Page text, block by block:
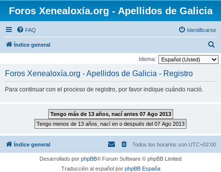
Foros Xenealoxía.org - Apellidos de Galicia
FAQ Identificarse
Índice general
u
Idioma:
Foros Xenealoxía.org - Apellidos de Galicia - Registro
Para continuar con el proceso de registro, por favor indique cuándo nació.
Índice general Todos los horarios son UTC+02:00
Desarrollado por phpBB® Forum Software © phpBB Limited
Traducción al español por phpBB España